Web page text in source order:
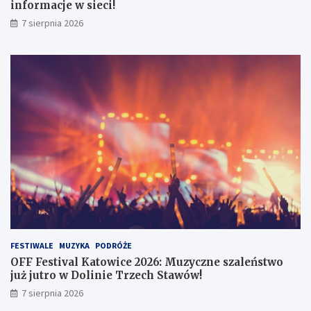
g
a
:
w
f
a
ł
s
z
y
w
e
i
n
f
o
:
M
u
y
a
l
e
ń
s
w
o
j
u
ż
j
informacje w sieci!
7 sierpnia 2026
FESTIWALE MUZYKA PODRÓŻE
OFF Festival Katowice 2026: Muzyczne szaleństwo
już jutro w Dolinie Trzech Stawów!
7 sierpnia 2026